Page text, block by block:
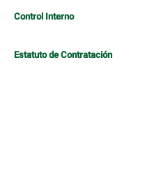
Control Interno
Estatuto de Contratación